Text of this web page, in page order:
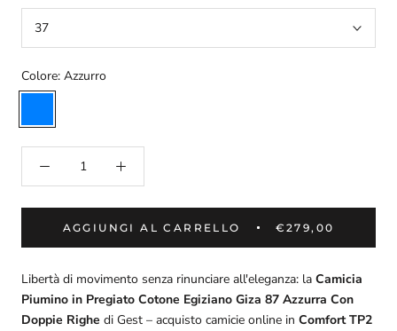
37
Colore: Azzurro
AGGIUNGI AL CARRELLO €279,00
Libertà di movimento senza rinunciare all'eleganza: la Camicia
Piumino in Pregiato Cotone Egiziano Giza 87 Azzurra Con
Doppie Righe di Gest – acquisto camicie online in Comfort TP2